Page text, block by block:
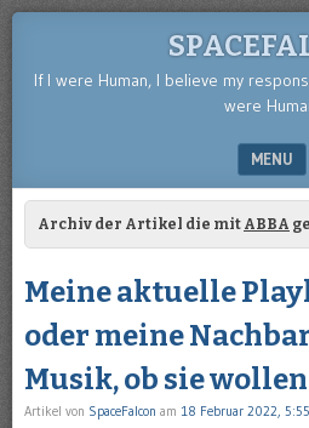
If I were Human, I believe my
were
MENU
SKIP TO CONTENT
Archiv der Artikel die mit ABBA
Meine aktuelle
oder meine
Musik, ob sie
Artikel von SpaceFalcon am 18 Februar 2022, 5:55